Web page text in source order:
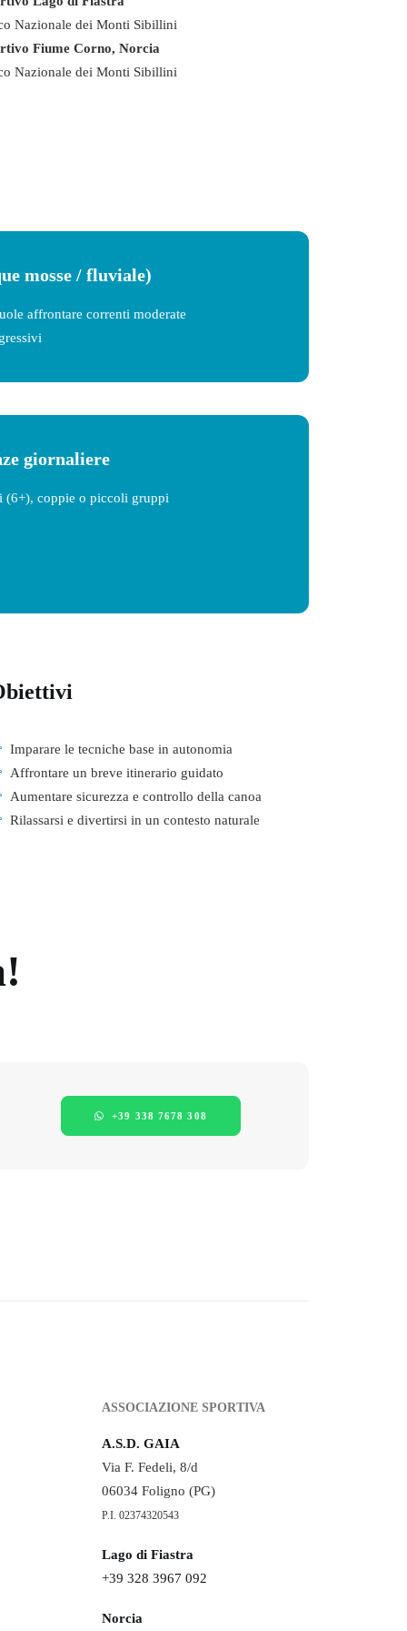
Nazionale dei Monti Sibillini
Fiume Corno, Norcia
Nazionale dei Monti Sibillini
mosse / fluviale)
affrontare correnti moderate
giornaliere
(6+), coppie o piccoli gruppi
Imparare le tecniche base in autonomia
Affrontare un breve itinerario guidato
Aumentare sicurezza e controllo della canoa
Rilassarsi e divertirsi in un contesto naturale
+39 338 7678 308
ASSOCIAZIONE SPORTIVA
A.S.D. GAIA
Via F. Fedeli, 8/d
06034 Foligno (PG)
P.I. 02374320543
Lago di Fiastra
+39 328 3967 092
Norcia